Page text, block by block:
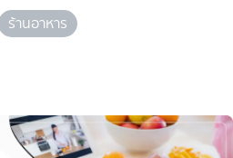
ร้านอาหาร